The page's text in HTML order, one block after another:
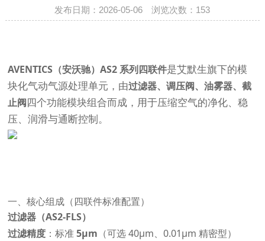
发布日期：2026-05-06 浏览次数： 153
AVENTICS（安沃驰）AS2 系列四联件是艾默生旗下的模
块化气动气源处理单元，由过滤器、调压阀、油雾器、截
止阀 四个功能模块组合而成，用于压缩空气的净化、稳
压、润滑与通断控制。
一、核心组成（四联件标准配置）
过滤器（AS2-FLS）
过滤精度 ：标准5μm （可选 40μm、0.01μm 精密型）